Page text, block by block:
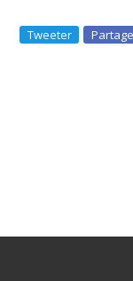
Tweeter